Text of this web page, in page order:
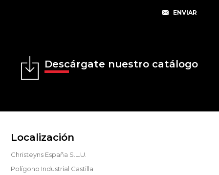
Descárgate nuestro catálogo
Localización
Christeyns España S.L.U.
Polígono Industrial Castilla